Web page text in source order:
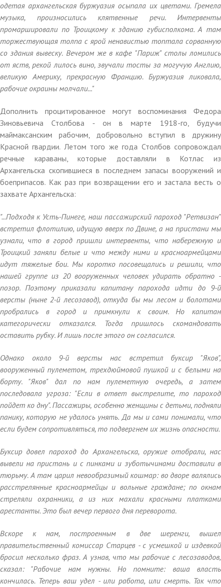
одетая архангельская буржуазия осыпала их цветами. Гремела
музыка, произносились клятвенные речи. Интервенты
промаршировали по Троицкому к зданию губисполкома. А там
торжествующая толпа с ярой ненавистью топтала сорванную
со здания вывеску. Вечером же в кафе "Париж" столы ломились
от яств, рекой лилось вино, звучали тосты за могучую Англию,
великую Америку, прекрасную Францию. Буржуазия ликовала,
рабочие окраины молчали..."
Дополнить процитированное могут воспоминания Федора
Зиновьевича Столбова - он в марте 1918-го, будучи
маймаксанским рабочим, добровольно вступил в дружину
Красной гвардии. Летом того же года Столбов сопровождал
речные караваны, которые доставляли в Котлас из
Архангельска скопившиеся в последнем запасы вооружений и
боеприпасов. Как раз при возвращении его и застала весть о
захвате Архангельска:
"...Подходя к Усть-Пинеге, наш пассажирский пароход "Ретвизан"
встретил флотилию, идущую вверх по Двине, а на пристани мы
узнали, что в город пришли интервенты, что набережную и
Троицкий заняли белые и что между ними и красноармейцами
идут тяжелые бои. Мы коротко посовещались и решили, что
нашей группе из 20 вооруженных человек удирать обратно -
позор. Поэтому приказали капитану парохода идти до 9-й
версты (ныне 2-й лесозавод), откуда бы мы лесом и болотами
пробрались в город и примкнули к своим. Но капитан
категорически отказался. Тогда пришлось скомандовать
оставить рубку. И лишь после этого он согласился.
Однако около 9-й версты нас встретил буксир "Яков",
вооруженный пулеметом, трехдюймовой пушкой и с белыми на
борту. "Яков" дал по нам пулеметную очередь, а затем
последовала угроза: "Если в ответ выстрелите, то пароход
пойдет ко дну". Пассажиры, особенно женщины с детьми, подняли
панику, которую не удалось унять. Да мы и сами понимали, что
если будем сопротивляться, то подвергнем их жизнь опасности.
Буксир довел пароход до Архангельска, оружие отобрали, нас
вывели на пристань и с пинками и зуботычинами доставили в
тюрьму. А там царил невообразимый кошмар: во дворе валялись
расстрелянные красноармейцы и вольные граждане; по окнам
стреляли охранники, а из них махали красными платками
арестанты. Это был вечер первого дня переворота.
Вскоре к нам, построенным в две шеренги, вышел
правительственный комиссар Старцев - с усмешкой и издевкой
бросил несколько фраз. А узнав, что мы рабочие с лесозаводов,
сказал: "Рабочие нам нужны. Но помните: ваша власть
кончилась. Теперь ваш удел - или работа, или смерть. Так что